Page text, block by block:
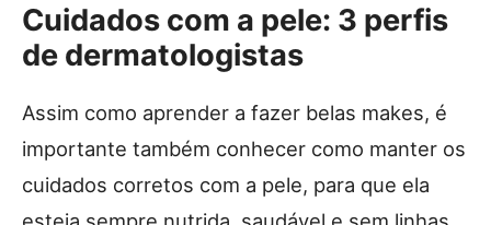
Cuidados com a pele: 3 perfis
de dermatologistas
Assim como aprender a fazer belas makes, é
importante também conhecer como manter os
cuidados corretos com a pele, para que ela